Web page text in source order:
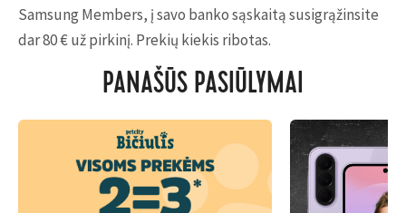
Samsung Members, į savo banko sąskaitą susigrąžinsite
dar 80 € už pirkinį. Prekių kiekis ribotas.
PANAŠŪS PASIŪLYMAI